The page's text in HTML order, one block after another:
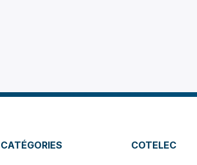
CATÉGORIES COTELEC